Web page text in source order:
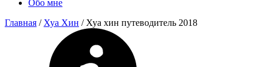
Обо мне
Главная / Хуа Хин / Хуа хин путеводитель 2018